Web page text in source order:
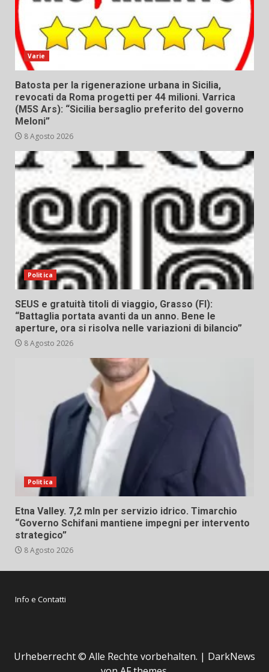
Varie
Batosta per la rigenerazione urbana in Sicilia,
revocati da Roma progetti per 44 milioni. Varrica
(M5S Ars): “Sicilia bersaglio preferito del governo
Meloni”
8 Agosto 2026
Politica
SEUS e gratuità titoli di viaggio, Grasso (FI):
“Battaglia portata avanti da un anno. Bene le
aperture, ora si risolva nelle variazioni di bilancio”
8 Agosto 2026
Politica
Etna Valley. 7,2 mln per servizio idrico. Timarchio
“Governo Schifani mantiene impegni per intervento
strategico”
8 Agosto 2026
Info e Contatti
Urheberrecht © Alle Rechte vorbehalten. | DarkNews